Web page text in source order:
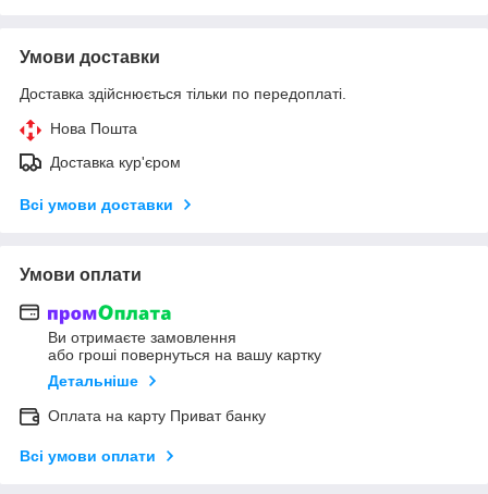
Умови доставки
Доставка здійснюється тільки по передоплаті.
Нова Пошта
Доставка кур'єром
Всі умови доставки
Умови оплати
Ви отримаєте замовлення
або гроші повернуться на вашу картку
Детальніше
Оплата на карту Приват банку
Всі умови оплати